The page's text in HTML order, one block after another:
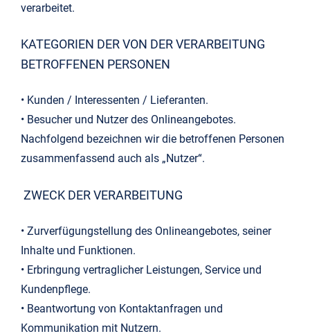
verarbeitet.
KATEGORIEN DER VON DER VERARBEITUNG
BETROFFENEN PERSONEN
• Kunden / Interessenten / Lieferanten.
• Besucher und Nutzer des Onlineangebotes.
Nachfolgend bezeichnen wir die betroffenen Personen
zusammenfassend auch als „Nutzer“.
ZWECK DER VERARBEITUNG
• Zurverfügungstellung des Onlineangebotes, seiner
Inhalte und Funktionen.
• Erbringung vertraglicher Leistungen, Service und
Kundenpflege.
• Beantwortung von Kontaktanfragen und
Kommunikation mit Nutzern.